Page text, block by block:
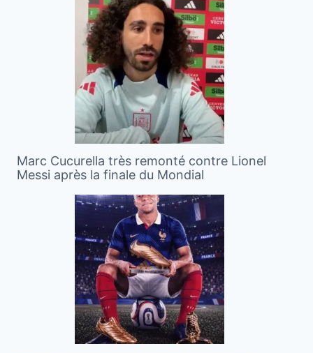
Marc Cucurella très remonté contre Lionel
Messi après la finale du Mondial